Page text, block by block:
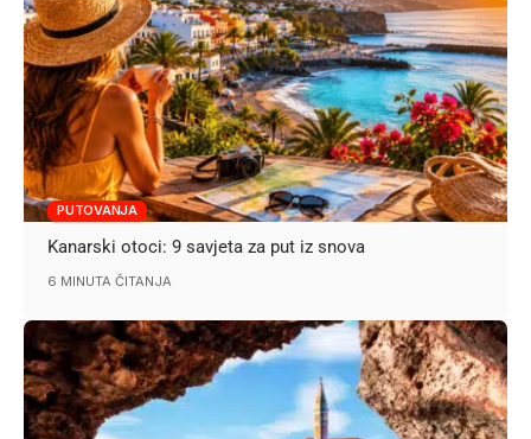
PUTOVANJA
Kanarski otoci: 9 savjeta za put iz snova
6 MINUTA ČITANJA